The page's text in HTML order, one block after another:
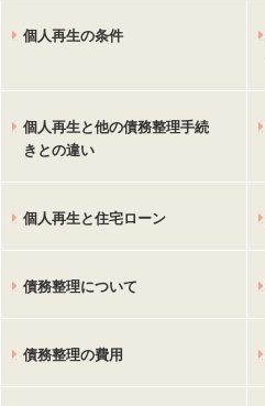
個人再生の条件
個人再生と他の債務整理手続
きとの違い
個人再生と住宅ローン
債務整理について
債務整理の費用